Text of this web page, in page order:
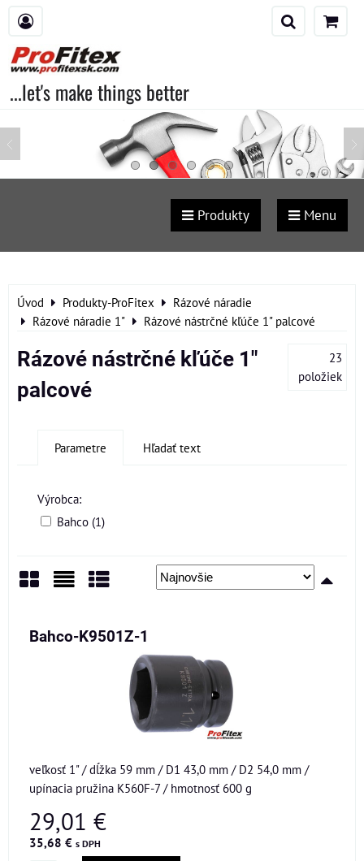
...let's make things better
Produkty Menu
Úvod Produkty-ProFitex
Rázové náradie
Rázové náradie 1"
Rázové nástrčné kľúče 1" palcové
Rázové nástrčné kľúče 1"
palcové
23
položiek
Parametre Hľadať text
Výrobca:
Bahco (1)
Bahco-K9501Z-1
veľkosť 1" / dĺžka 59 mm / D1 43,0 mm / D2 54,0 mm /
upínacia pružina K560F-7 / hmotnosť 600 g
29,01 €
35,68 € s DPH